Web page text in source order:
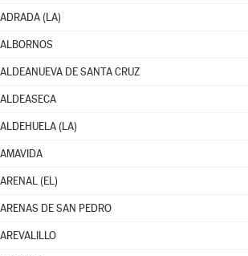
ADRADA (LA)
ALBORNOS
ALDEANUEVA DE SANTA CRUZ
ALDEASECA
ALDEHUELA (LA)
AMAVIDA
ARENAL (EL)
ARENAS DE SAN PEDRO
AREVALILLO